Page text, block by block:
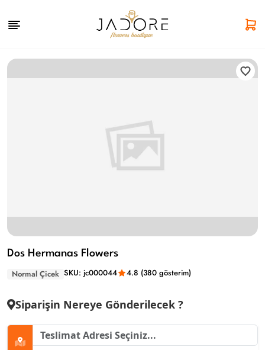
Dos Hermanas Flowers
Normal Çicek SKU: jc000044 4.8 (380 gösterim)
Siparişin Nereye Gönderilecek ?